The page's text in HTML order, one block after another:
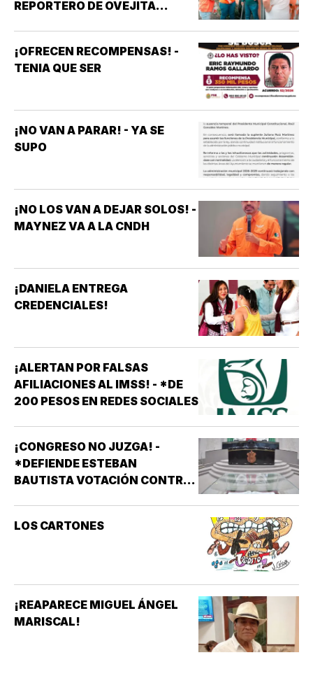
REPORTERO DE OVEJITA
¡OFRECEN RECOMPENSAS! -
TENIA QUE SER
¡NO VAN A PARAR! - YA SE
SUPO
¡NO LOS VAN A DEJAR SOLOS! -
MAYNEZ VA A LA CNDH
¡DANIELA ENTREGA
CREDENCIALES!
¡ALERTAN POR FALSAS
AFILIACIONES AL IMSS! - *DE
200 PESOS EN REDES SOCIALES
¡CONGRESO NO JUZGA! -
*DEFIENDE ESTEBAN
BAUTISTA VOTACIÓN CONTRA
LOS CARTONES
¡REAPARECE MIGUEL ÁNGEL
MARISCAL!